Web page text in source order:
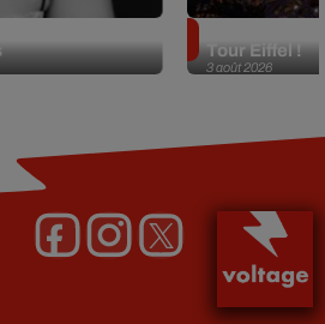
3 août 2026
Tour Eiffel !